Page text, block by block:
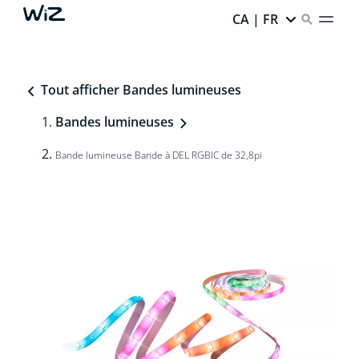
CA | FR
Tout afficher Bandes lumineuses
Bandes lumineuses
Bande lumineuse Bande à DEL RGBIC de 32,8pi